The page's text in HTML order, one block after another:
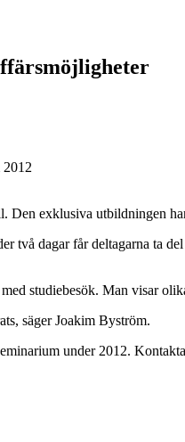
Den exklusiva utbildningen
två dagar får deltagarna ta
studiebesök. Man visar
säger Joakim Byström.
under 2012.